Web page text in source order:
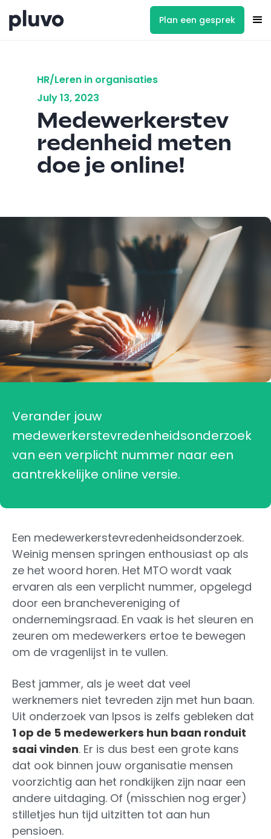
Plan een gesprek
HR/Leren in organisaties
July 13, 2023
Medewerkerstev
redenheid meten
doe je online!
Verander jouw
medewerkerstevredenheidsonderzoek
van een verplicht nummer naar een
aantrekkelijke online versie.
Een medewerkerstevredenheidsonderzoek.
Weinig mensen springen enthousiast op als
ze het woord horen. Het MTO wordt vaak
ervaren als een verplicht nummer, opgelegd
door een branchevereniging of
ondernemingsraad. En vaak is het sleuren en
zeuren om medewerkers ertoe te bewegen
om de vragenlijst in te vullen.
Best jammer, als je weet dat veel
werknemers niet tevreden zijn met hun baan.
Uit onderzoek van Ipsos is zelfs gebleken dat
1 op de 5 medewerkers hun baan ronduit
saai vinden. Er is dus best een grote kans
dat ook binnen jouw organisatie mensen
voorzichtig aan het rondkijken zijn naar een
andere uitdaging. Of (misschien nog erger)
stilletjes hun tijd uitzitten tot aan hun
pensioen.